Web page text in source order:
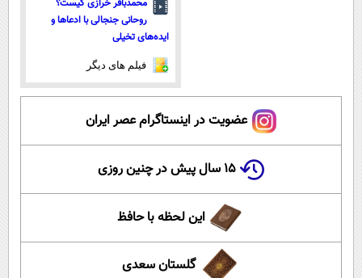
محمدباقر خرازی کیست؟
روحانی جنجالی با ادعاها و
ایده‌های تخیلی
فیلم های دیگر
عضویت در اینستاگرام عصر ایران
۱۵ سال پیش در چنین روزی
این لحظه با حافظ
گلستان سعدی